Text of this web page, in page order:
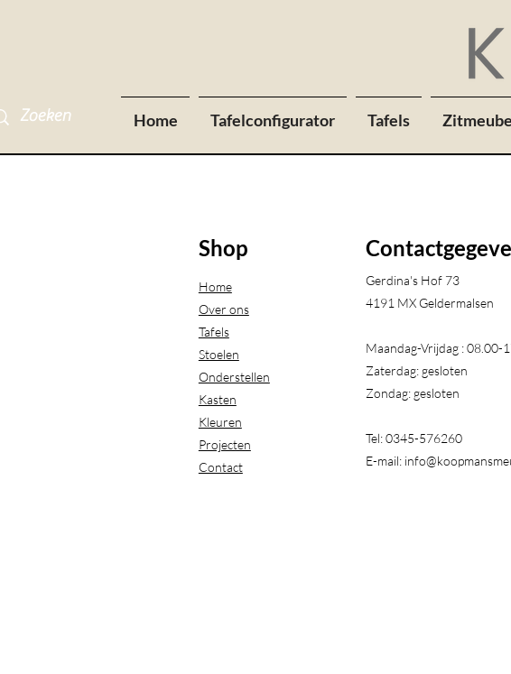
Home Tafelconfigurator Tafels
Shop
Home
Over ons
Tafels
Stoelen
Onderstellen
Kasten
Kleuren
Projecten
Contact
Gerdina's Hof 73
4191 MX Geldermalsen​
Maandag-Vrijdag : 08.00-
Zaterdag: gesloten
Zondag: gesloten
Tel: 0345-576260
E-mail: